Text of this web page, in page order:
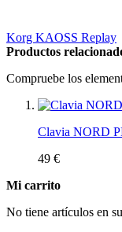
Korg KAOSS Replay
Productos
Compruebe los
Clavia NORD
49 €
Mi carrito
No tiene artículos en